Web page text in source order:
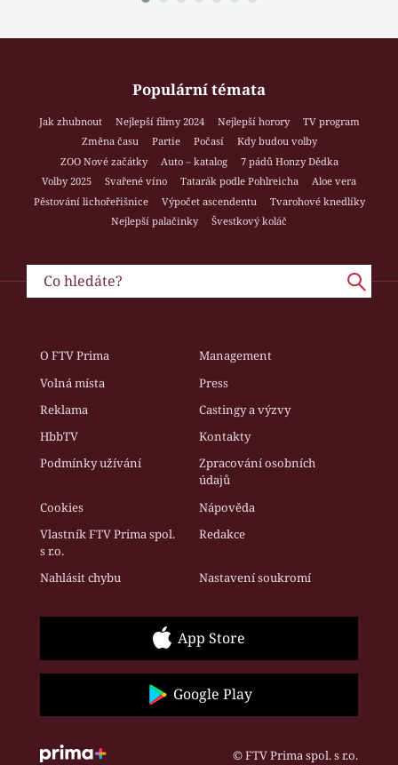
Populární témata
Jak zhubnout Nejlepší filmy 2024 Nejlepší horory
TV program
Změna času
Partie Počasí
Kdy budou volby
ZOO Nové začátky
Auto – katalog
7 pádů Honzy Dědka
Volby 2025
Svařené víno Tatarák podle Pohlreicha
Aloe vera
Pěstování lichořeřišnice
Výpočet ascendentu
Tvarohové knedlíky
Nejlepší palačinky
Švestkový koláč
O FTV Prima
Management
Volná místa
Press
Reklama
Castingy a výzvy
HbbTV
Kontakty
Podmínky užívání
Zpracování osobních
údajů
Cookies
Nápověda
Vlastník FTV Prima spol.
s r.o.
Redakce
Nahlásit chybu Nastavení soukromí
App Store
Google Play
© FTV Prima spol. s r.o.